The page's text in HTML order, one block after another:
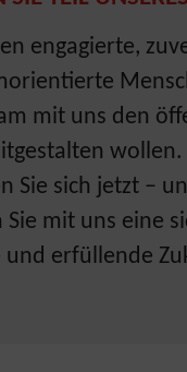
engagierte,
mit uns den
wollen.
Sie sich jetzt –
Sie mit uns eine
und erfüllende